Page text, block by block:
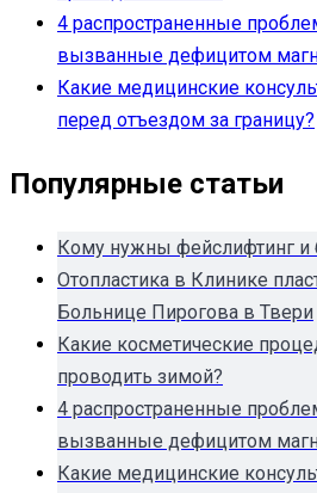
4 распространенные
вызванные дефицитом
Какие медицинские
перед отъездом за границу?
Популярные статьи
Кому нужны фейслифтинг и
Отопластика в Клинике
Больнице Пирогова в Твери
Какие косметические
проводить зимой?
4 распространенные
вызванные дефицитом
Какие медицинские